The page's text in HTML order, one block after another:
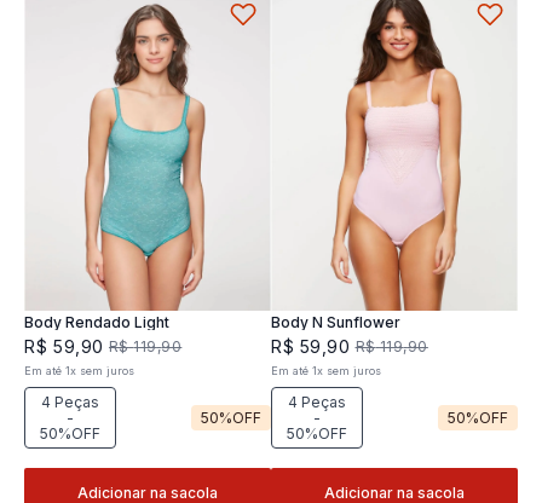
Body Rendado Light
R$ 59 90 R$ 119,90
Em até1x sem juros
4 Peças
-
50%OFF
50%OFF
Adicionar na sacola
Body N Sunflower
R$ 59 ,90 R$ 119,90
Em até 1x sem juros
4 Peças
-
50%OFF
50%OFF
Adicionar na sacola